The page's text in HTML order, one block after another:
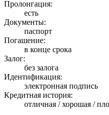
Пролонгация:
есть
Документы:
паспорт
Погашение:
в конце срока
Залог:
без залога
Идентификация:
электронная подпись
Кредитная история:
отличная / хорошая /